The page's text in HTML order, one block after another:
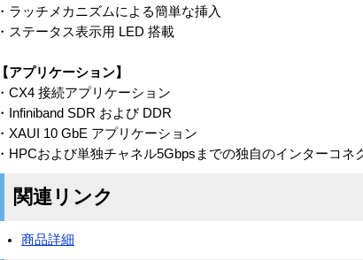
・ラッチメカニズムによる簡単な挿入
・ステータス表示用 LED 搭載
【アプリケーション】
・CX4 接続アプリケーション
・Infiniband SDR および DDR
・XAUI 10 GbE アプリケーション
・HPCおよび単独チャネル5Gbpsまでの独自のインターコネ
関連リンク
商品詳細